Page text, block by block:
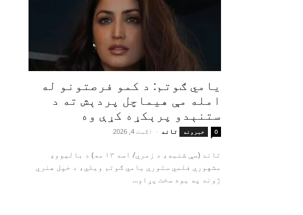
یامي ګوتم: د کمو فرصتونو له
امله مې هیماچل پردېش ته د
ستنېدو پرېکړه کړې وه
خبرونه تاند - اګست 4, 2026 0
تاند (سې شنبه، د زمري/ اسد ۱۳ مه) د بالیووډ
مشهورې فلمي ستورې یامي ګوتم ویلي، د خپل هنري
ژوند په یوه سخت پړاو...